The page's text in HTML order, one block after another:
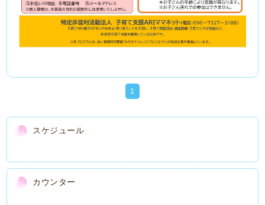
1
スケジュール
カウンター